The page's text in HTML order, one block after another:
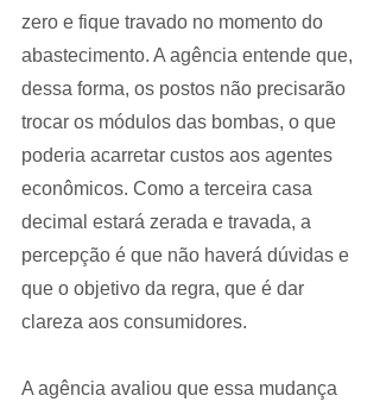
zero e fique travado no momento do
abastecimento. A agência entende que,
dessa forma, os postos não precisarão
trocar os módulos das bombas, o que
poderia acarretar custos aos agentes
econômicos. Como a terceira casa
decimal estará zerada e travada, a
percepção é que não haverá dúvidas e
que o objetivo da regra, que é dar
clareza aos consumidores.
A agência avaliou que essa mudança